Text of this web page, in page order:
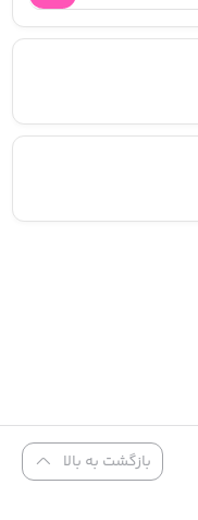
بازگشت به بالا